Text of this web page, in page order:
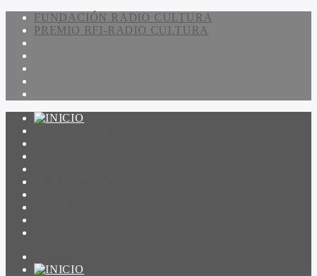
FUNDACIÓN RADIO CULTURA
PREMIO RFI-RADIO CULTURA